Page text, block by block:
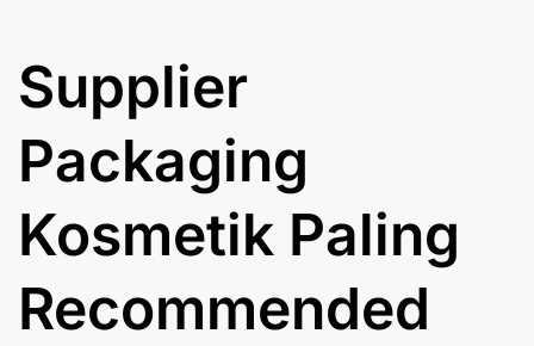
Supplier
Packaging
Kosmetik Paling
Recommended